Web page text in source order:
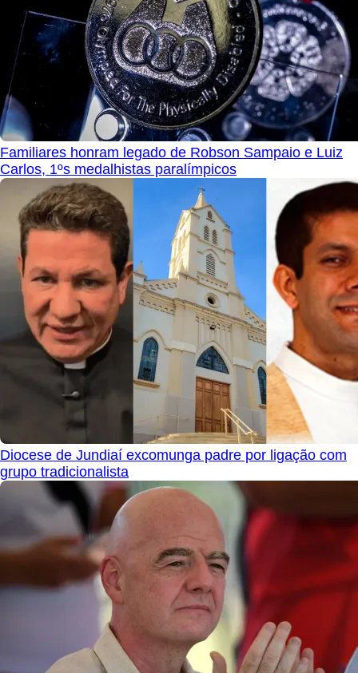
Familiares honram legado de Robson Sampaio e Luiz
Carlos, 1ºs medalhistas paralímpicos
Diocese de Jundiaí excomunga padre por ligação com
grupo tradicionalista